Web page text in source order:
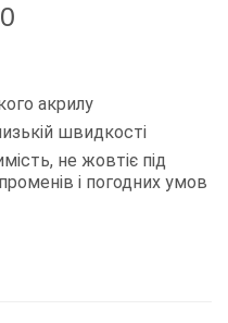
акрилу
швидкості
не жовтіє під
і погодних умов